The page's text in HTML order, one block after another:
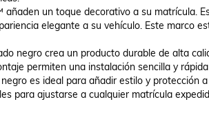
añaden un toque decorativo a su matrícula.
elegante a su vehículo. Este marco
negro crea un producto durable de alta
permiten una instalación sencilla y rápida
es ideal para añadir estilo y protección
para ajustarse a cualquier matrícula